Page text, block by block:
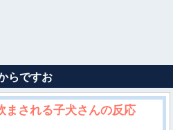
らですお
まされる子犬さんの反応